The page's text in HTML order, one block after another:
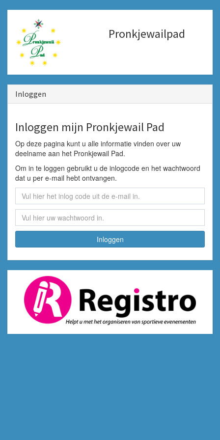
Pronkjewailpad
Inloggen
Inloggen mijn Pronkjewail Pad
Op deze pagina kunt u alle informatie vinden over uw
deelname aan het Pronkjewail Pad.
Om in te loggen gebruikt u de inlogcode en het wachtwoord
dat u per e-mail hebt ontvangen.